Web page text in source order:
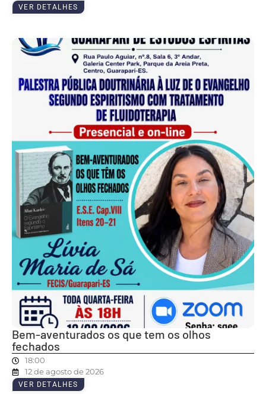
VER DETALHES
Bem-aventurados os que tem os olhos
fechados
18:00
12 de agosto de 2026
VER DETALHES